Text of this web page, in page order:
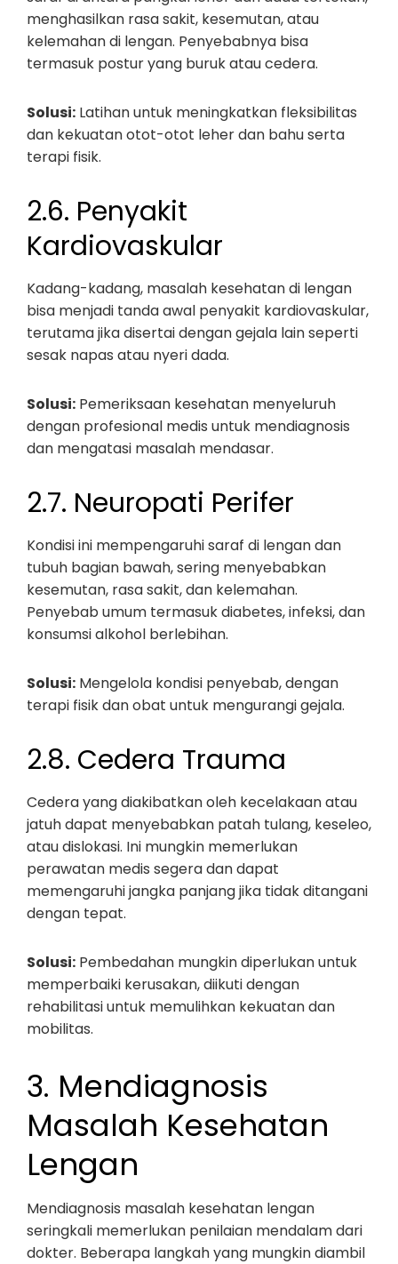
menghasilkan rasa sakit, kesemutan, atau
kelemahan di lengan. Penyebabnya bisa
termasuk postur yang buruk atau cedera.
Solusi: Latihan untuk meningkatkan fleksibilitas
dan kekuatan otot-otot leher dan bahu serta
terapi fisik.
2.6. Penyakit
Kardiovaskular
Kadang-kadang, masalah kesehatan di lengan
bisa menjadi tanda awal penyakit kardiovaskular,
terutama jika disertai dengan gejala lain seperti
sesak napas atau nyeri dada.
Solusi: Pemeriksaan kesehatan menyeluruh
dengan profesional medis untuk mendiagnosis
dan mengatasi masalah mendasar.
2.7. Neuropati Perifer
Kondisi ini mempengaruhi saraf di lengan dan
tubuh bagian bawah, sering menyebabkan
kesemutan, rasa sakit, dan kelemahan.
Penyebab umum termasuk diabetes, infeksi, dan
konsumsi alkohol berlebihan.
Solusi: Mengelola kondisi penyebab, dengan
terapi fisik dan obat untuk mengurangi gejala.
2.8. Cedera Trauma
Cedera yang diakibatkan oleh kecelakaan atau
jatuh dapat menyebabkan patah tulang, keseleo,
atau dislokasi. Ini mungkin memerlukan
perawatan medis segera dan dapat
memengaruhi jangka panjang jika tidak ditangani
dengan tepat.
Solusi: Pembedahan mungkin diperlukan untuk
memperbaiki kerusakan, diikuti dengan
rehabilitasi untuk memulihkan kekuatan dan
mobilitas.
3. Mendiagnosis
Masalah Kesehatan
Lengan
Mendiagnosis masalah kesehatan lengan
seringkali memerlukan penilaian mendalam dari
dokter. Beberapa langkah yang mungkin diambil